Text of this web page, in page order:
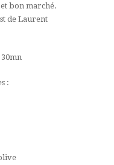
bon marché.
de Laurent
: